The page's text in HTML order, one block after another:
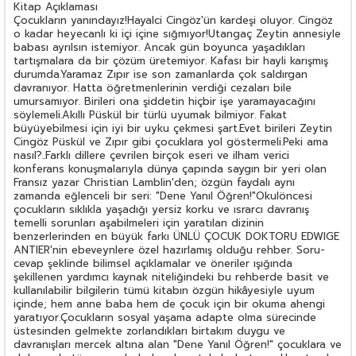
Kitap Açıklaması
Çocukların yanındayız!Hayalci Cingöz'ün kardeşi oluyor. Cingöz
o kadar heyecanlı ki içi içine sığmıyor!Utangaç Zeytin annesiyle
babası ayrılsın istemiyor. Ancak gün boyunca yaşadıkları
tartışmalara da bir çözüm üretemiyor. Kafası bir hayli karışmış
durumda.Yaramaz Zıpır ise son zamanlarda çok saldırgan
davranıyor. Hatta öğretmenlerinin verdiği cezaları bile
umursamıyor. Birileri ona şiddetin hiçbir işe yaramayacağını
söylemeli.Akıllı Püskül bir türlü uyumak bilmiyor. Fakat
büyüyebilmesi için iyi bir uyku çekmesi şart.Evet birileri Zeytin
Cingöz Püskül ve Zıpır gibi çocuklara yol göstermeli.Peki ama
nasıl?..Farklı dillere çevrilen birçok eseri ve ilham verici
konferans konuşmalarıyla dünya çapında saygın bir yeri olan
Fransız yazar Christian Lamblin'den; özgün faydalı aynı
zamanda eğlenceli bir seri: "Dene Yanıl Öğren!"Okulöncesi
çocukların sıklıkla yaşadığı yersiz korku ve ısrarcı davranış
temelli sorunları aşabilmeleri için yaratılan dizinin
benzerlerinden en büyük farkı ÜNLÜ ÇOCUK DOKTORU EDWIGE
ANTIER'nin ebeveynlere özel hazırlamış olduğu rehber. Soru-
cevap şeklinde bilimsel açıklamalar ve öneriler ışığında
şekillenen yardımcı kaynak niteliğindeki bu rehberde basit ve
kullanılabilir bilgilerin tümü kitabın özgün hikâyesiyle uyum
içinde; hem anne baba hem de çocuk için bir okuma ahengi
yaratıyor.Çocukların sosyal yaşama adapte olma sürecinde
üstesinden gelmekte zorlandıkları birtakım duygu ve
davranışları mercek altına alan "Dene Yanıl Öğren!" çocuklara ve